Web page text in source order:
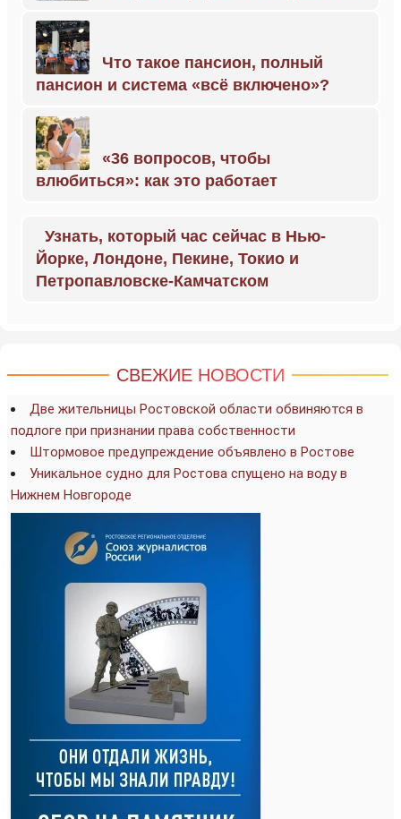
Что такое пансион, полный
пансион и система «всё включено»?
«36 вопросов, чтобы
влюбиться»: как это работает
Узнать, который час сейчас в Нью-
Йорке, Лондоне, Пекине, Токио и
Петропавловске-Камчатском
СВЕЖИЕ НОВОСТИ
Две жительницы Ростовской области обвиняются в
подлоге при признании права собственности
Штормовое предупреждение объявлено в Ростове
Уникальное судно для Ростова спущено на воду в
Нижнем Новгороде